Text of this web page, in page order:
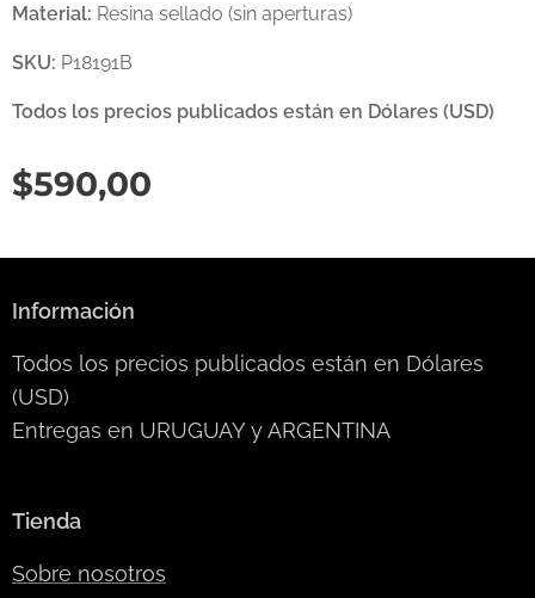
Material: Resina sellado (sin aperturas)
SKU: P18191B
Todos los precios publicados están en Dólares (USD)
$590,00
Información
Todos los precios publicados están en Dólares
(USD)
Entregas en URUGUAY y ARGENTINA
Tienda
Sobre nosotros